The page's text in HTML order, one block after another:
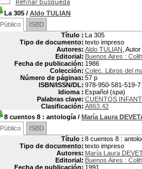
La 305 / Aldo TULIAN
Público
ISBD
Título : La 305
Tipo de documento: texto impreso
Autores: Aldo TULIAN , Autor
Editorial: Buenos Aires :
Fecha de publicación: 1986
Colección: Colec. Libros del
Número de páginas: 57 p
ISBN/ISSN/DL: 978-950-581-519-7
Idioma : Español (spa)
Palabras clave: CUENTOS
Clasificación: A863.42
8 cuentos 8 : antología / María Laura
Público
ISBD
Título : 8 cuentos 8 :
Tipo de documento: texto impreso
Autores: María Laura
Editorial: Buenos Aires :
Fecha de publicación: 1991